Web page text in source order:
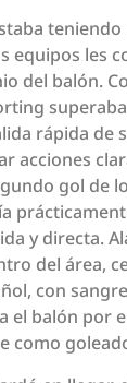
equipos les
del balón.
rápida de
acciones
gol de
y directa.
del área,
con
el balón por
como